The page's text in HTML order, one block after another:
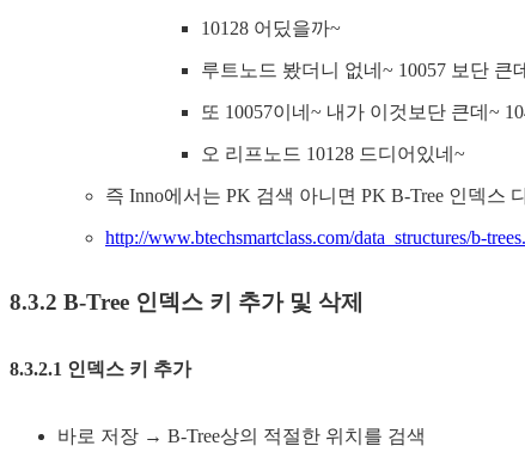
10128 어딨을까~
루트노드 봤더니 없네~ 10057 보단 큰
또 10057이네~ 내가 이것보단 큰데~
오 리프노드 10128 드디어있네~
즉 Inno에서는 PK 검색 아니면 PK B-Tree 인덱스
http://www.btechsmartclass.com/data_structures/b-
8.3.2 B-Tree 인덱스 키 추가 및 삭제
8.3.2.1 인덱스 키 추가
바로 저장 → B-Tree상의 적절한 위치를 검색